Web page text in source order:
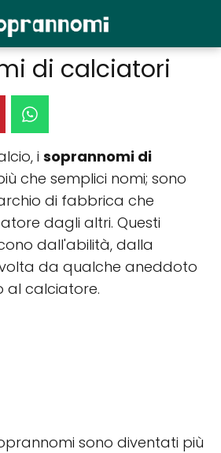
di calciatori
i soprannomi di
che semplici nomi; sono
di fabbrica che
dagli altri. Questi
dall'abilità, dalla
da qualche aneddoto
al calciatore.
sono diventati più